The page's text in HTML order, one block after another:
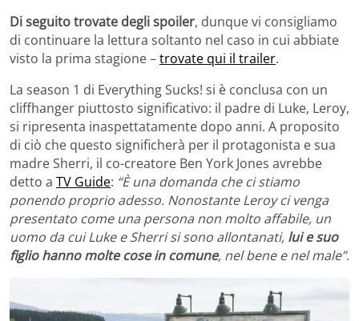
Di seguito trovate degli spoiler, dunque vi consigliamo
di continuare la lettura soltanto nel caso in cui abbiate
visto la prima stagione –trovate qui il trailer.
La season 1 di Everything Sucks! si è conclusa con un
cliffhanger piuttosto significativo: il padre di Luke, Leroy,
si ripresenta inaspettatamente dopo anni. A proposito
di ciò che questo significherà per il protagonista e sua
madre Sherri, il co-creatore Ben York Jones avrebbe
detto a TV Guide: “È una domanda che ci stiamo
ponendo proprio adesso. Nonostante Leroy ci venga
presentato come una persona non molto affabile, un
uomo da cui Luke e Sherri si sono allontanati, lui e suo
figlio hanno molte cose in comune, nel bene e nel male”.